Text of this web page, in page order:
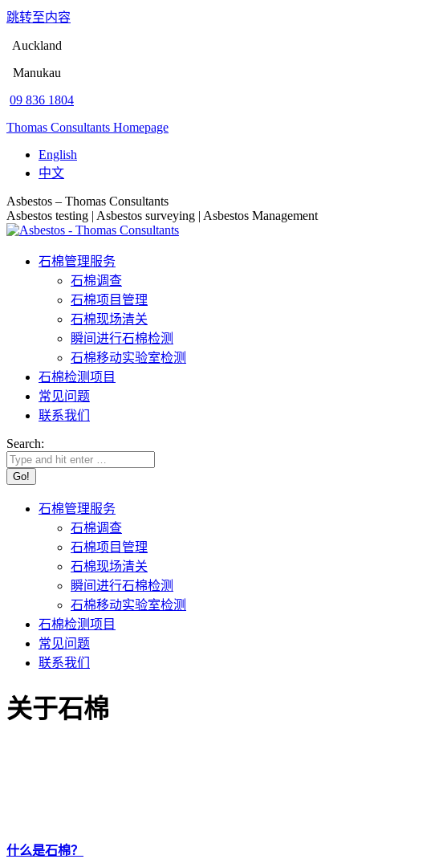
跳转至内容
Auckland
Manukau
09 836 1804
Thomas Consultants Homepage
English
中文
Asbestos – Thomas Consultants
Asbestos testing | Asbestos surveying | Asbestos Management
石棉管理服务
石棉调查
石棉项目管理
石棉现场清关
瞬间进行石棉检测
石棉移动实验室检测
石棉检测项目
常见问题
联系我们
Search:
石棉管理服务
石棉调查
石棉项目管理
石棉现场清关
瞬间进行石棉检测
石棉移动实验室检测
石棉检测项目
常见问题
联系我们
关于石棉
什么是石棉？